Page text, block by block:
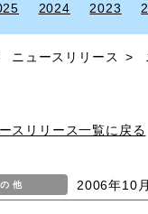
2024 2023
ニュースリリース
スリリース一覧に戻る
他 2006年10